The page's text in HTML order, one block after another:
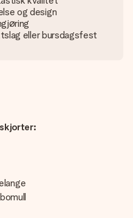
og design
eller bursdagsfest